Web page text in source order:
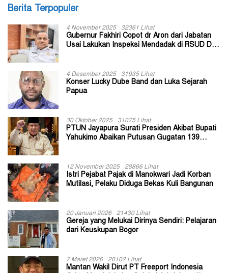
Berita Terpopuler
4 November 2025 32361 Lihat
Gubernur Fakhiri Copot dr Aron dari Jabatan
Usai Lakukan Inspeksi Mendadak di RSUD Dok
4 Desember 2025 31935 Lihat
Konser Lucky Dube Band dan Luka Sejarah
Papua
30 Oktober 2025 31075 Lihat
PTUN Jayapura Surati Presiden Akibat Bupati
Yahukimo Abaikan Putusan Gugatan 139
12 November 2025 28866 Lihat
Istri Pejabat Pajak di Manokwari Jadi Korban
Mutilasi, Pelaku Diduga Bekas Kuli Bangunan
20 Januari 2026 21430 Lihat
Gereja yang Melukai Dirinya Sendiri: Pelajaran
dari Keuskupan Bogor
7 Maret 2026 20102 Lihat
Mantan Wakil Dirut PT Freeport Indonesia